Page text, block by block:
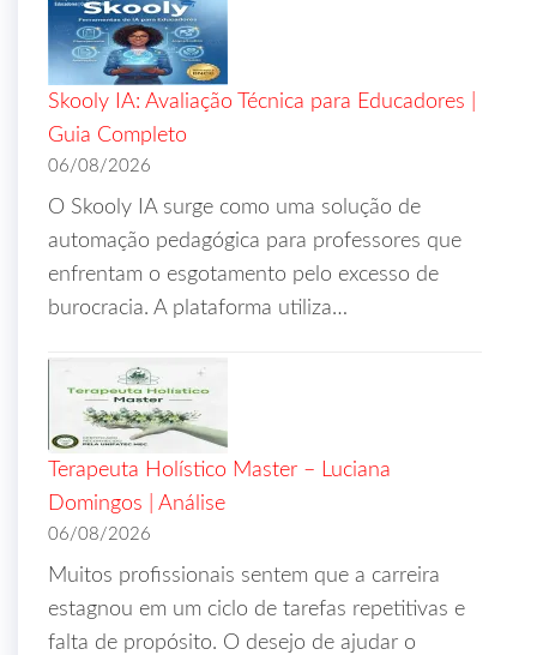
Skooly IA: Avaliação Técnica para Educadores |
Guia Completo
06/08/2026
O Skooly IA surge como uma solução de
automação pedagógica para professores que
enfrentam o esgotamento pelo excesso de
burocracia. A plataforma utiliza…
Terapeuta Holístico Master – Luciana
Domingos | Análise
06/08/2026
Muitos profissionais sentem que a carreira
estagnou em um ciclo de tarefas repetitivas e
falta de propósito. O desejo de ajudar o